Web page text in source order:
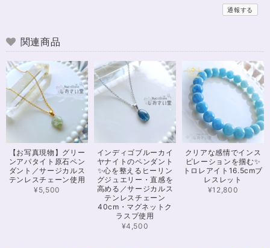
ョンが上がりました！ ラッピングも可愛く、梱包もすごく丁寧で袋を開け
るのが 勿体無いくらいでした！ おまけで付いてきたさざれも可愛くて綺麗
うございました！ また機会があったら利用したいと思います。 この度は本
当にありがとうございました！
※16.5cmオーダー 努力を成功に導く✨ガーネット入りブレスレット15cm
2024/12/18
可愛いお品をありがとうございます。陽に当たるとキラキラして、とても可
愛いです！とくにシトリンの色味がとても気に入りました。まだ、気になる
ブレスレットがたくさんあったので、また購入させていただきたいと思いま
す。また親切で迅速、丁寧な対応をしてくださりありがとうございました。
通報する
関連商品
【お写真現物】グリー
ンアパタイト原石ペン
ダント／サージカルス
テンレスチェーン使用
¥5,500
インディゴブルーカイ
ヤナイトのペンダント
✨心を整えるヒーリン
グジュエリー・直感を
高める／サージカルス
テンレスチェーン
40cm・マグネットク
ラスプ使用
¥4,500
クリアな感情でインス
ピレーションを掴む✨
トロレアイト16.5cmブ
レスレット
¥12,800